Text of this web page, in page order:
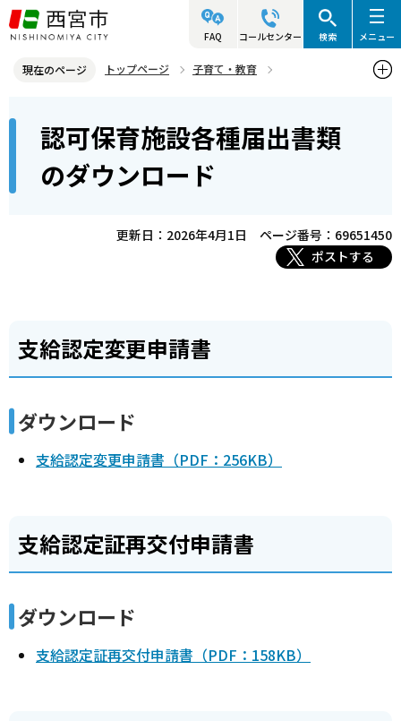
こ
の
ジ
頭
FAQ コールセンター 検索 メニュー
現在のページ トップページ
子育て・教育
認可保育施設各種届出書類のダウンロード
認可保育施設各種届出書類
のダウンロード
更新日：2026年4月1日
ページ番号：69651450
ポストする
支給認定変更申請書
ダウンロード
支給認定変更申請書（PDF：256KB）
支給認定証再交付申請書
ダウンロード
支給認定証再交付申請書（PDF：158KB）